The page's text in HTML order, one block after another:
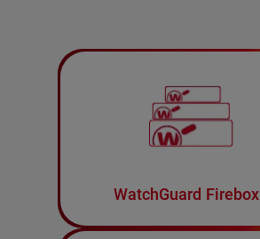
WatchGuard Firebox